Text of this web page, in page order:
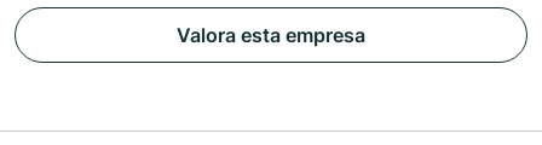
Valora esta empresa